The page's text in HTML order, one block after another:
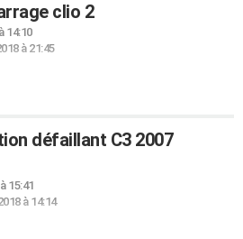
clio 2
14:10
à 21:45
défaillant C3 2007
15:41
à 14:14